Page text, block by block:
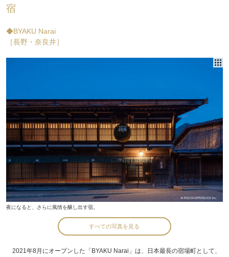
宿
◆BYAKU Narai
［長野・奈良井］
夜になると、さらに風情を醸し出す宿。
すべての写真を見る
2021年8月にオープンした「BYAKU Narai」は、日本最長の宿場町として、